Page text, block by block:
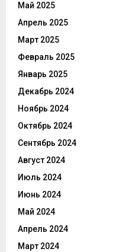
Май 2025
Апрель 2025
Март 2025
Февраль 2025
Январь 2025
Декабрь 2024
Ноябрь 2024
Октябрь 2024
Сентябрь 2024
Август 2024
Июль 2024
Июнь 2024
Май 2024
Апрель 2024
Март 2024